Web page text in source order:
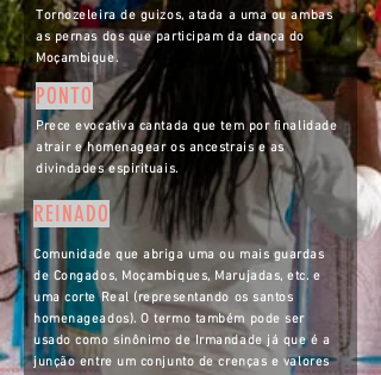
Tornozeleira de guizos, atada a uma ou ambas
as pernas dos que participam da dança do
Moçambique.
PONTO
Prece evocativa cantada que tem por finalidade
atrair e homenagear os ancestrais e as
divindades espirituais.
REINADO
Comunidade que abriga uma ou mais guardas
de Congados, Moçambiques, Marujadas, etc. e
uma corte Real (representando os santos
homenageados). O termo também pode ser
usado como sinônimo de Irmandade já que é a
junção entre um conjunto de crenças e valores